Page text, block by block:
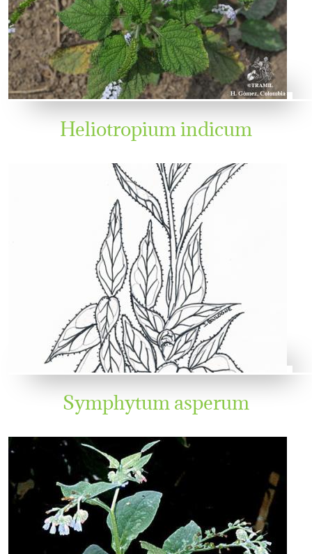
Heliotropium indicum
Symphytum asperum